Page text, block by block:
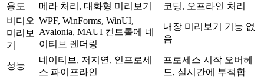
용도
메라 처리, 대화형 미리보기
코딩, 오프라인 처리
비디오
미리보
기
WPF, WinForms, WinUI,
Avalonia, MAUI 컨트롤에 네
이티브 렌더링
내장 미리보기 기능 없
음
성능
네이티브, 저지연, 인프로세
스 파이프라인
프로세스 시작 오버헤
드, 실시간에 부적합